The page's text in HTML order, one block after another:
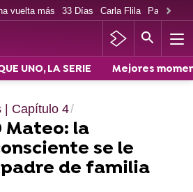
vuelta más 33 Días Carla Flila Paco
UNO, LA SERIE Mejores
| Capítulo 4
Mateo: la
se le
de familia